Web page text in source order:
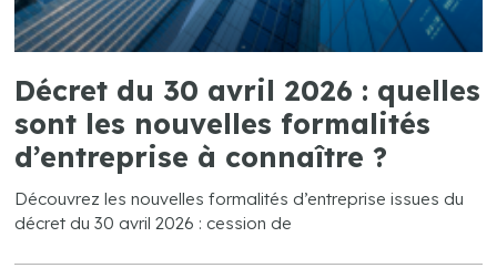
Décret du 30 avril 2026 : quelles
sont les nouvelles formalités
d’entreprise à connaître ?
Découvrez les nouvelles formalités d’entreprise issues du
décret du 30 avril 2026 : cession de